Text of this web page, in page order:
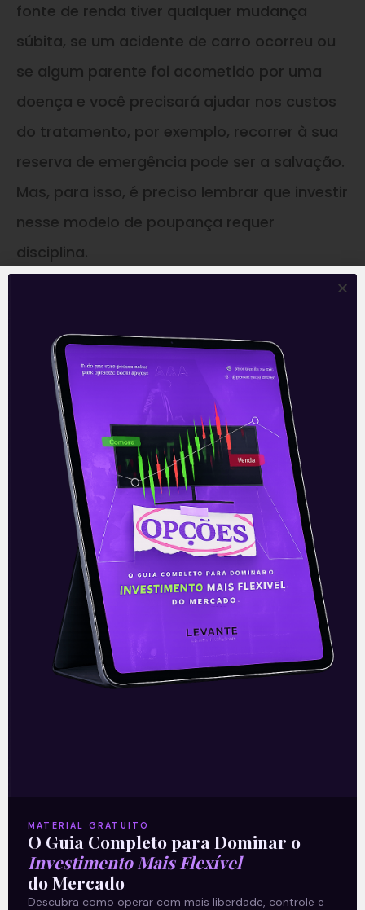
fonte de renda tiver qualquer mudança
súbita, se um acidente de carro ocorreu ou
se algum parente foi acometido por uma
doença e você precisará ajudar nos custos
do tratamento, por exemplo, recorrer à sua
reserva de emergência pode ser a salvação.
Mas, para isso, é preciso lembrar que investir
nesse modelo de poupança requer
disciplina.
Você não irá utilizar esses recursos tão cedo
– assim esperamos -, pois ele será exclusivo
para essas ocasiões em que uma grande
quantia é requisitada e não há como extrair
isso de sua renda mensal. Contudo, mesmo
parecendo que esse formato de
investimento não agrega muito, ele é um
dos mais conectados com planejamento
financeiro para o futuro. E o melhor de tudo
é que a reserva varia de acordo com as
suas individualidades! Para um jovem, é
viável a manutenção de um fundo de
emergência de valor não tão elevado, já que
a probabilidade de algum abalo financeiro
O conteúdo foi útil para você? Compartilhe!
MATERIAL GRATUITO
O Guia Completo para Dominar o
Investimento Mais Flexível
do Mercado
Descubra como operar com mais liberdade, controle e